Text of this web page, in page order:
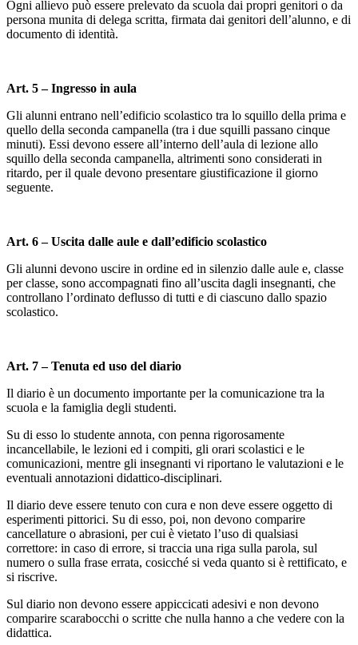
Ogni allievo può essere prelevato da scuola dai propri genitori o da
persona munita di delega scritta, firmata dai genitori dell’alunno, e di
documento di identità.
Art. 5 – Ingresso in aula
Gli alunni entrano nell’edificio scolastico tra lo squillo della prima e
quello della seconda campanella (tra i due squilli passano cinque
minuti). Essi devono essere all’interno dell’aula di lezione allo
squillo della seconda campanella, altrimenti sono considerati in
ritardo, per il quale devono presentare giustificazione il giorno
seguente.
Art. 6 – Uscita dalle aule e dall’edificio scolastico
Gli alunni devono uscire in ordine ed in silenzio dalle aule e, classe
per classe, sono accompagnati fino all’uscita dagli insegnanti, che
controllano l’ordinato deflusso di tutti e di ciascuno dallo spazio
scolastico.
Art. 7 – Tenuta ed uso del diario
Il diario è un documento importante per la comunicazione tra la
scuola e la famiglia degli studenti.
Su di esso lo studente annota, con penna rigorosamente
incancellabile, le lezioni ed i compiti, gli orari scolastici e le
comunicazioni, mentre gli insegnanti vi riportano le valutazioni e le
eventuali annotazioni didattico-disciplinari.
Il diario deve essere tenuto con cura e non deve essere oggetto di
esperimenti pittorici. Su di esso, poi, non devono comparire
cancellature o abrasioni, per cui è vietato l’uso di qualsiasi
correttore: in caso di errore, si traccia una riga sulla parola, sul
numero o sulla frase errata, cosicché si veda quanto si è rettificato, e
si riscrive.
Sul diario non devono essere appiccicati adesivi e non devono
comparire scarabocchi o scritte che nulla hanno a che vedere con la
didattica.